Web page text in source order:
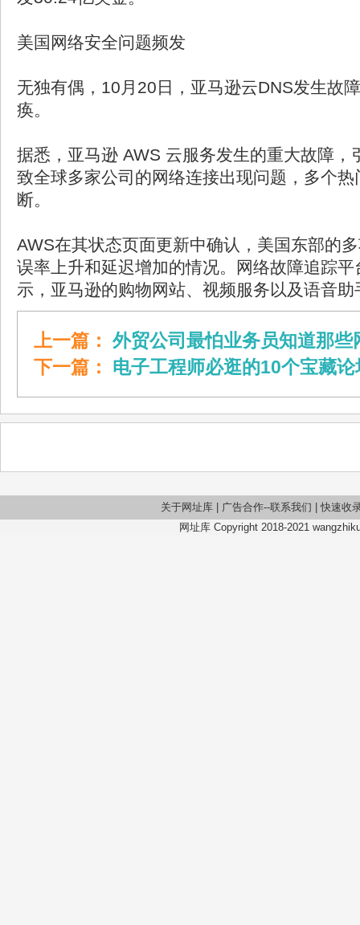
美国网络安全问题频发
无独有偶，10月20日，亚马逊云DNS发生故
痪。
据悉，亚马逊 AWS 云服务发生的重大故障，
致全球多家公司的网络连接出现问题，多个
断。
AWS在其状态页面更新中确认，美国东部的
误率上升和延迟增加的情况。网络故障追踪平
示，亚马逊的购物网站、视频服务以及语音
上一篇： 外贸公司最怕业务员知道那些
下一篇： 电子工程师必逛的10个宝藏论
关于网址库 广告合作--联系我们
快速收
网址库 Copyright 2018-2021